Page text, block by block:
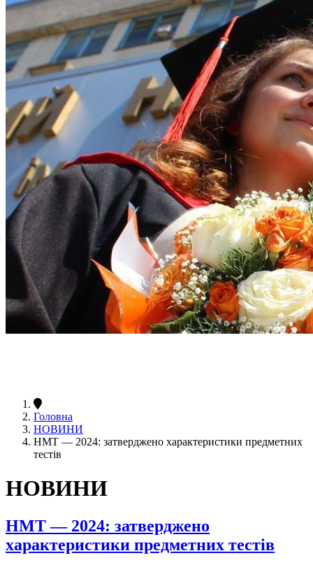
Головна
НОВИНИ
НМТ — 2024: затверджено характеристики предметних
тестів
НОВИНИ
НМТ — 2024: затверджено
характеристики предметних тестів